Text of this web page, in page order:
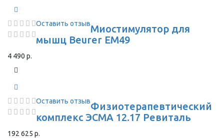
Оставить отзывМиостимулятор для
мышц Beurer EM49
4 490 р.
Оставить отзывФизиотерапевтический
комплекс ЭСМА 12.17 Ревиталь
192 625 р.